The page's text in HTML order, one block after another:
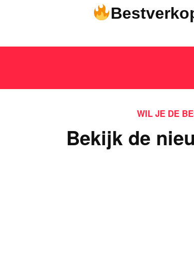
WIL JE DE
Bekijk de